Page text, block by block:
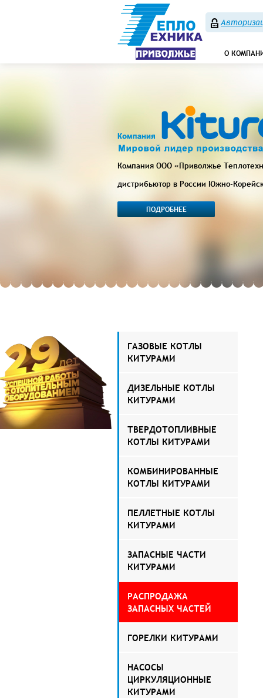
О
Компания ООО «Приволжье
дистрибьютор в России Южно-
ПОДРОБНЕЕ
ГАЗОВЫЕ КОТЛЫ
КИТУРАМИ
ДИЗЕЛЬНЫЕ КОТЛЫ
КИТУРАМИ
ТВЕРДОТОПЛИВНЫЕ
КОТЛЫ КИТУРАМИ
КОМБИНИРОВАННЫЕ
КОТЛЫ КИТУРАМИ
ПЕЛЛЕТНЫЕ КОТЛЫ
КИТУРАМИ
ЗАПАСНЫЕ ЧАСТИ
КИТУРАМИ
РАСПРОДАЖА
ЗАПАСНЫХ ЧАСТЕЙ
ГОРЕЛКИ КИТУРАМИ
НАСОСЫ
ЦИРКУЛЯЦИОННЫЕ
КИТУРАМИ